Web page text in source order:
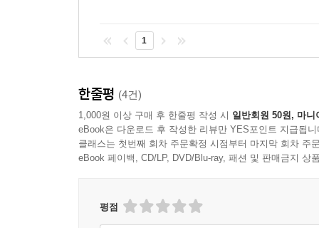
용이 되고 싶은 ‘이무기’처럼 아이돌이 되고 싶
무엇인지 깨닫게 되기를, 그래서 소중한 꿈을 지
1
한줄평 (4건)
1,000원 이상 구매 후 한줄평 작성 시 일반회원 50원, 마니
eBook은 다운로드 후 작성한 리뷰만 YES포인트 지급됩니
클래스는 첫번째 회차 주문확정 시점부터 마지막 회차 주
eBook 페이백, CD/LP, DVD/Blu-ray, 패션 및 판매금지 상
평점